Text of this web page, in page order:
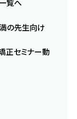
の先生向け
正セミナー動